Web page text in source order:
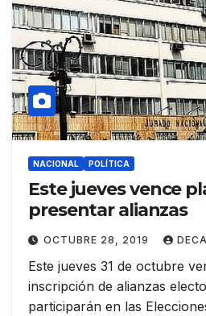
NACIONAL POLÍTICA
Este jueves vence
presentar alianzas
OCTUBRE 28, 2019
Este jueves 31 de octubre
inscripción de alianzas
participarán en las